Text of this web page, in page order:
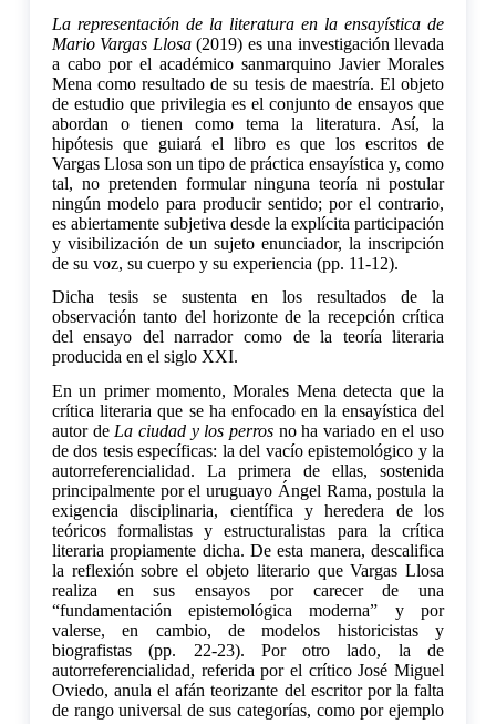
La representación de la literatura en la ensayística de
Mario Vargas Llosa(2019) es una investigación llevada
a cabo por el académico sanmarquino Javier Morales
Mena como resultado de su tesis de maestría. El objeto
de estudio que privilegia es el conjunto de ensayos que
abordan o tienen como tema la literatura. Así, la
hipótesis que guiará el libro es que los escritos de
Vargas Llosa son un tipo de práctica ensayística y, como
tal, no pretenden formular ninguna teoría ni postular
ningún modelo para producir sentido; por el contrario,
es abiertamente subjetiva desde la explícita participación
y visibilización de un sujeto enunciador, la inscripción
de su voz, su cuerpo y su experiencia (pp. 11-12).
Dicha tesis se sustenta en los resultados de la
observación tanto del horizonte de la recepción crítica
del ensayo del narrador como de la teoría literaria
producida en el siglo XXI.
En un primer momento, Morales Mena detecta que la
crítica literaria que se ha enfocado en la ensayística del
autor de La ciudad y los perros no ha variado en el uso
de dos tesis específicas: la del vacío epistemológico y la
autorreferencialidad. La primera de ellas, sostenida
principalmente por el uruguayo Ángel Rama, postula la
exigencia disciplinaria, científica y heredera de los
teóricos formalistas y estructuralistas para la crítica
literaria propiamente dicha. De esta manera, descalifica
la reflexión sobre el objeto literario que Vargas Llosa
realiza en sus ensayos por carecer de una
“fundamentación epistemológica moderna” y por
valerse, en cambio, de modelos historicistas y
biografistas (pp. 22-23). Por otro lado, la de
autorreferencialidad, referida por el crítico José Miguel
Oviedo, anula el afán teorizante del escritor por la falta
de rango universal de sus categorías, como por ejemplo